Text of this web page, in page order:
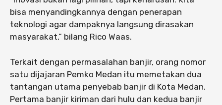
bisa menyandingkannya dengan penerapan
teknologi agar dampaknya langsung dirasakan
masyarakat,” bilang Rico Waas.
Terkait dengan permasalahan banjir, orang nomor
satu dijajaran Pemko Medan itu memetakan dua
tantangan utama penyebab banjir di Kota Medan.
Pertama banjir kiriman dari hulu dan kedua banjir